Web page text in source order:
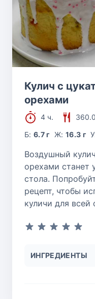
Кулич с
орехами
4 ч.
Б:6.7 г Ж: 16.3 г
Воздушный
орехами станет
стола.
рецепт, чтобы
куличи для всей
ИНГРЕДИЕНТЫ